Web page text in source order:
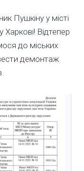
Пушкіну у місті
Відтепер
до міських
демонтаж